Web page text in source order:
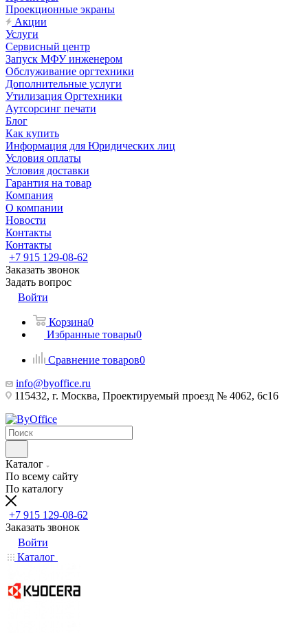
Проекционные экраны
Акции
Услуги
Сервисный центр
Запуск МФУ инженером
Обслуживание оргтехники
Дополнительные услуги
Утилизация Оргтехники
Аутсорсинг печати
Блог
Как купить
Информация для Юридических лиц
Условия оплаты
Условия доставки
Гарантия на товар
Компания
О компании
Новости
Контакты
Контакты
+7 915 129-08-62
Заказать звонок
Задать вопрос
Войти
Корзина0
Избранные товары0
Сравнение товаров0
info@byoffice.ru
115432, г. Москва, Проектируемый проезд № 4062, 6с16
Каталог
По всему сайту
По каталогу
+7 915 129-08-62
Заказать звонок
Войти
Каталог